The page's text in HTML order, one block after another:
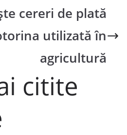
cereri de plată
utilizată în
agricultură
citite